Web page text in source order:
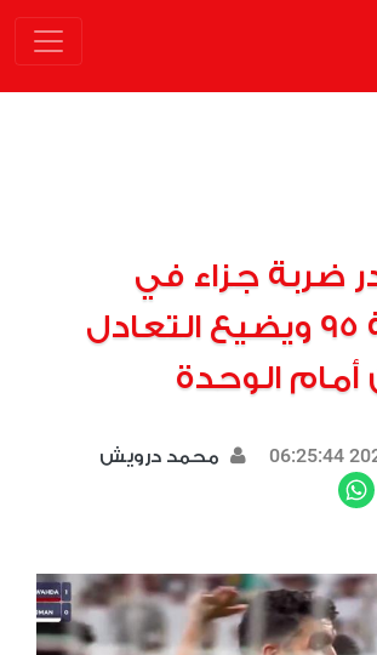
ضربة جزاء في
الدقيقة 95 ويضيع التعادل
الوحدة
محمد درويش
Twitter